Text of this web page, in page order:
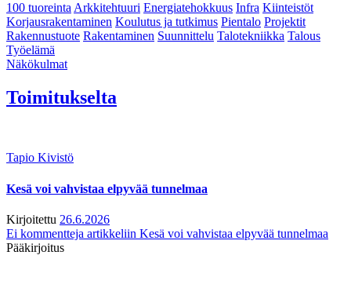
100 tuoreintaArkkitehtuuri Energiatehokkuus Infra Kiinteistöt
Korjausrakentaminen Koulutus ja tutkimus Pientalo Projektit
Rakennustuote Rakentaminen Suunnittelu Talotekniikka Talous
Työelämä
Näkökulmat
Toimitukselta
Tapio Kivistö
Kesä voi vahvistaa elpyvää tunnelmaa
Kirjoitettu 26.6.2026
Ei kommentteja artikkeliin Kesä voi vahvistaa elpyvää tunnelmaa
Pääkirjoitus